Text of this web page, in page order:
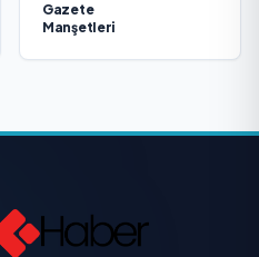
Gazete
Manşetleri